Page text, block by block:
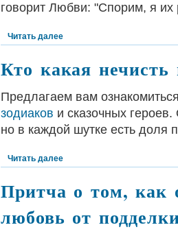
говорит Любви: "Спорим, я их
Читать далее
Кто какая нечисть
Предлагаем вам
зодиаков и сказочных
но в каждой шутке есть доля
Читать далее
Притча о том, как
любовь от